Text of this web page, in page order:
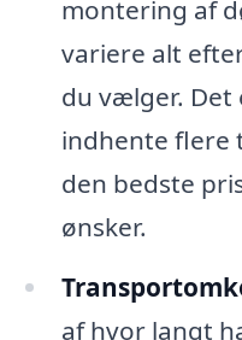
montering af
variere alt
du vælger. Det
indhente flere
den bedste
ønsker.
af hvor langt